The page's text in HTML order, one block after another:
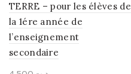
TERRE – pour les élèves de
la 1ére année de
l’enseignement
secondaire